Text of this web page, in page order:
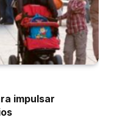
impulsar